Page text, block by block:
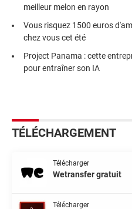
meilleur melon en rayon
Vous risquez 1500 euros
chez vous cet été
Project Panama : cette
pour entraîner son IA
TÉLÉCHARGEMENT
Télécharger
Wetransfer gratuit
Télécharger